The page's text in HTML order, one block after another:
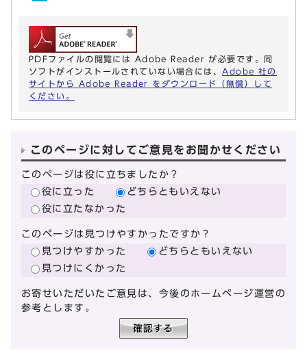
PDFファイルの閲覧には Adobe Reader が必要です。同
ソフトがインストールされていない場合には、 Adobe 社の
サイトから Adobe Reader をダウンロード（無償）して
ください。
このページに対してご意見をお聞かせください
このページは役に立ちましたか？
役に立った
どちらともいえない
役に立たなかった
このページは見つけやすかったですか？
見つけやすかった
どちらともいえない
見つけにくかった
お寄せいただいたご意見は、今後のホームページ運営の
参考とします。